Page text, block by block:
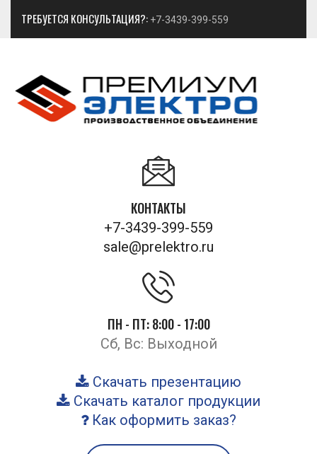
ТРЕБУЕТСЯ КОНСУЛЬТАЦИЯ?: +7-3439-399-559
КОНТАКТЫ
+7-3439-399-559
sale@prelektro.ru
ПН - ПТ: 8:00 - 17:00
Сб, Вс: Выходной
Скачать презентацию
Скачать каталог продукции
Как оформить заказ?